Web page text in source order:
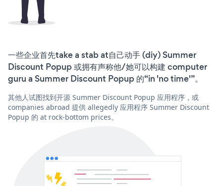
一些企业首先take a stab at自己动手 (diy) Summer
Discount Popup 或拥有声称他/她可以构建 computer
guru a Summer Discount Popup 的“in 'no time'”。
其他人试图找到开源 Summer Discount Popup 应用程序，或
companies abroad 提供 allegedly 应用程序 Summer Discount
Popup 的 at rock-bottom prices。